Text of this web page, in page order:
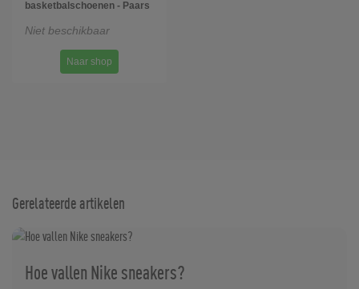
basketbalschoenen - Paars
Niet beschikbaar
Naar shop
Gerelateerde artikelen
Hoe vallen Nike sneakers?